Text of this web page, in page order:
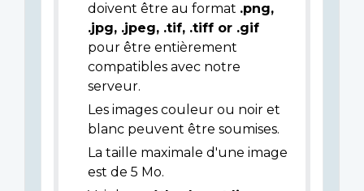
doivent être au format .png,
.jpg, .jpeg, .tif, .tiff or .gif
pour être entièrement
compatibles avec notre
serveur.
Les images couleur ou noir et
blanc peuvent être soumises.
La taille maximale d'une image
est de 5 Mo.